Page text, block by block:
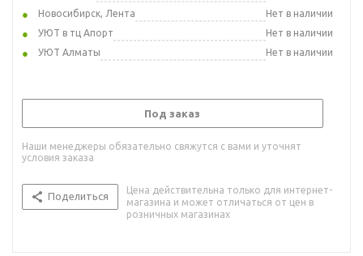
Новосибирск, Лента
Нет в наличии
УЮТ в тц Апорт
Нет в наличии
УЮТ Алматы
Нет в наличии
Под заказ
Наши менеджеры обязательно свяжутся с вами и уточнят
условия заказа
Поделиться
Цена действительна только для интернет-
магазина и может отличаться от цен в
розничных магазинах